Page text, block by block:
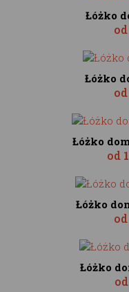
Łóżko
od
Łóżko
od
Łóżko
od
Łóżko
od
Łóżko
od